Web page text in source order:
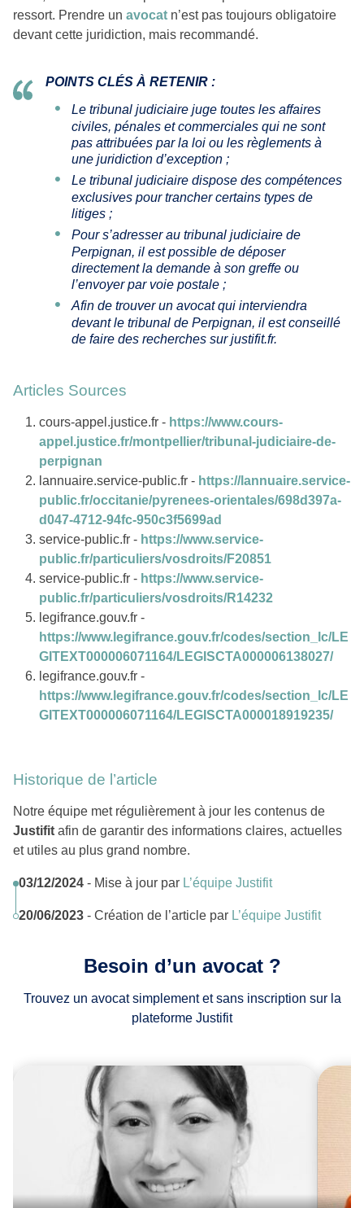
ressort. Prendre un avocat n’est pas toujours obligatoire
devant cette juridiction, mais recommandé.
POINTS CLÉS À RETENIR :
Le tribunal judiciaire juge toutes les affaires
civiles, pénales et commerciales qui ne sont
pas attribuées par la loi ou les règlements à
une juridiction d’exception ;
Le tribunal judiciaire dispose des compétences
exclusives pour trancher certains types de
litiges ;
Pour s’adresser au tribunal judiciaire de
Perpignan, il est possible de déposer
directement la demande à son greffe ou
l’envoyer par voie postale ;
Afin de trouver un avocat qui interviendra
devant le tribunal de Perpignan, il est conseillé
de faire des recherches sur justifit.fr.
Articles Sources
cours-appel.justice.fr - https://www.cours-
appel.justice.fr/montpellier/tribunal-judiciaire-de-
perpignan
lannuaire.service-public.fr - https://lannuaire.service-
public.fr/occitanie/pyrenees-orientales/698d397a-
d047-4712-94fc-950c3f5699ad
service-public.fr - https://www.service-
public.fr/particuliers/vosdroits/F20851
service-public.fr - https://www.service-
public.fr/particuliers/vosdroits/R14232
legifrance.gouv.fr -
https://www.legifrance.gouv.fr/codes/section_lc/LE
GITEXT000006071164/LEGISCTA000006138027/
legifrance.gouv.fr -
https://www.legifrance.gouv.fr/codes/section_lc/LE
GITEXT000006071164/LEGISCTA000018919235/
Historique de l’article
Notre équipe met régulièrement à jour les contenus de
Justifit afin de garantir des informations claires, actuelles
et utiles au plus grand nombre.
03/12/2024 - Mise à jour par L’équipe Justifit
20/06/2023 - Création de l’article par L’équipe Justifit
Besoin d’un avocat ?
Trouvez un avocat simplement et sans inscription sur la
plateforme Justifit